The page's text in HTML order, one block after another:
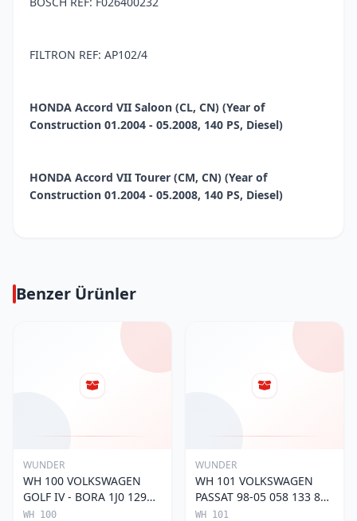
FILTRON REF: AP102/4
HONDA Accord VII Saloon (CL, CN) (Year of
Construction 01.2004 - 05.2008, 140 PS, Diesel)
HONDA Accord VII Tourer (CM, CN) (Year of
Construction 01.2004 - 05.2008, 140 PS, Diesel)
Benzer Ürünler
WUNDER
WH 100 VOLKSWAGEN
GOLF IV - BORA 1J0 129
620 Hava Filtresi
WH 100
WUNDER
WH 101 VOLKSWAGEN
PASSAT 98-05 058 133 843
Hava Filtresi
WH 101